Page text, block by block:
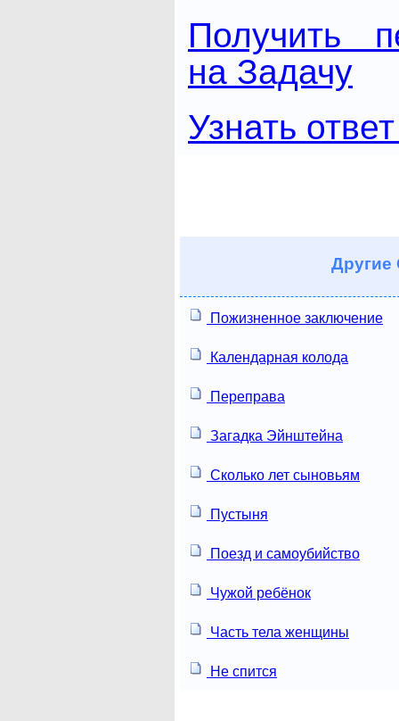
Получить
на Задачу
Узнать
Другие
Пожизненное заключение
Календарная колода
Переправа
Загадка Эйнштейна
Сколько лет сыновьям
Пустыня
Поезд и самоубийство
Чужой ребёнок
Часть тела женщины
Не спится